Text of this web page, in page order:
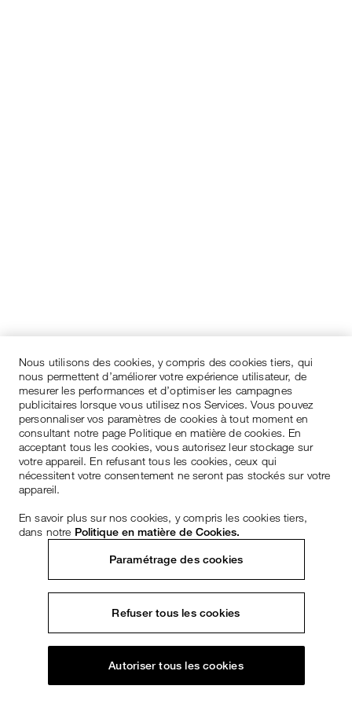
Nous utilisons des cookies, y compris des cookies tiers, qui
nous permettent d’améliorer votre expérience utilisateur, de
mesurer les performances et d’optimiser les campagnes
publicitaires lorsque vous utilisez nos Services. Vous pouvez
personnaliser vos paramètres de cookies à tout moment en
consultant notre page Politique en matière de cookies. En
acceptant tous les cookies, vous autorisez leur stockage sur
votre appareil. En refusant tous les cookies, ceux qui
nécessitent votre consentement ne seront pas stockés sur votre
appareil.
En savoir plus sur nos cookies, y compris les cookies tiers,
dans notre Politique en matière de Cookies.
Paramétrage des cookies
Refuser tous les cookies
Autoriser tous les cookies